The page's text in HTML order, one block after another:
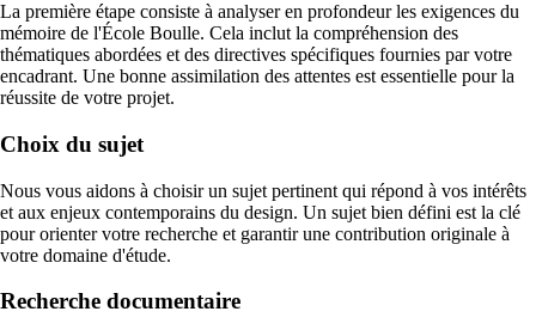
La première étape consiste à analyser en profondeur les exigences du
mémoire de l'École Boulle. Cela inclut la compréhension des
thématiques abordées et des directives spécifiques fournies par votre
encadrant. Une bonne assimilation des attentes est essentielle pour la
réussite de votre projet.
Choix du sujet
Nous vous aidons à choisir un sujet pertinent qui répond à vos intérêts
et aux enjeux contemporains du design. Un sujet bien défini est la clé
pour orienter votre recherche et garantir une contribution originale à
votre domaine d'étude.
Recherche documentaire